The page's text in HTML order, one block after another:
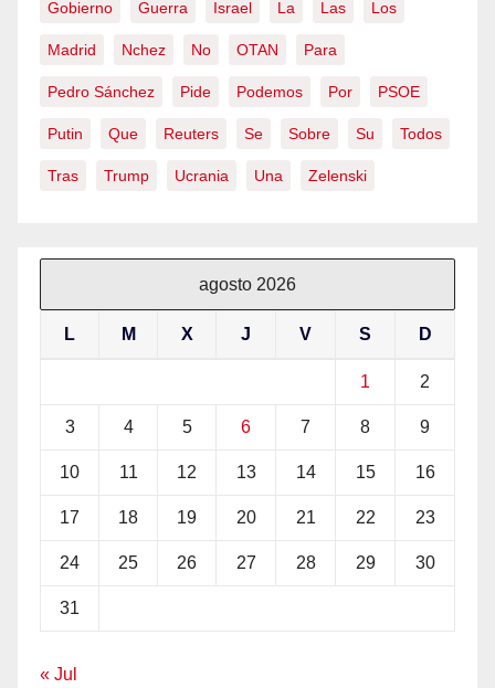
Gobierno Guerra Israel La Las Los
Madrid Nchez No OTAN Para
Pedro Sánchez Pide Podemos Por PSOE
Putin Que Reuters Se Sobre Su Todos
Tras Trump Ucrania Una Zelenski
agosto 2026
L M X J V S D
1 2
3 4 5 6 7 8 9
10 11 12 13 14 15 16
17 18 19 20 21 22 23
24 25 26 27 28 29 30
31
« Jul